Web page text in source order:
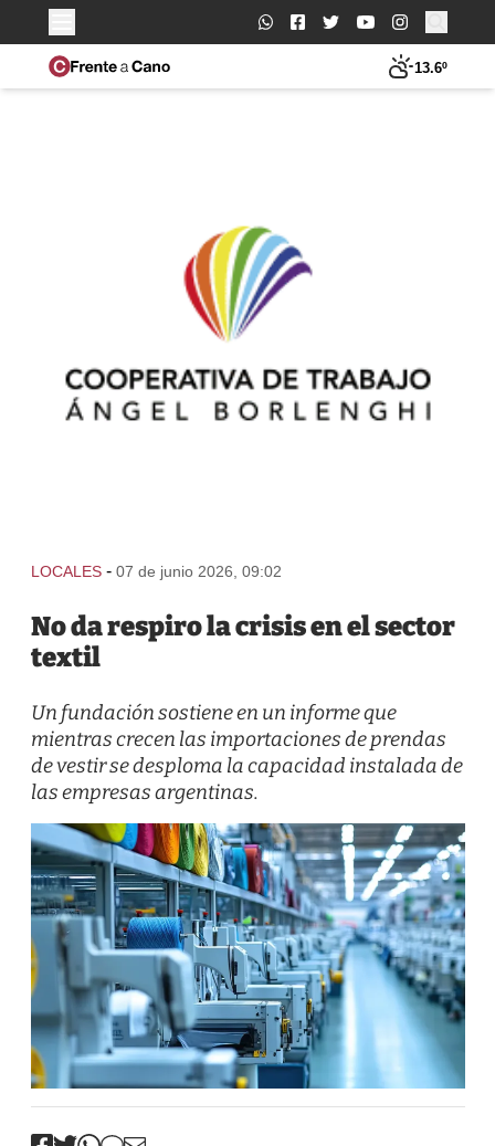
Buscar:
13.6º
LOCALES - 07 de junio 2026, 09:02
No da respiro la crisis en el sector
textil
Un fundación sostiene en un informe que
mientras crecen las importaciones de prendas
de vestir se desploma la capacidad instalada de
las empresas argentinas.